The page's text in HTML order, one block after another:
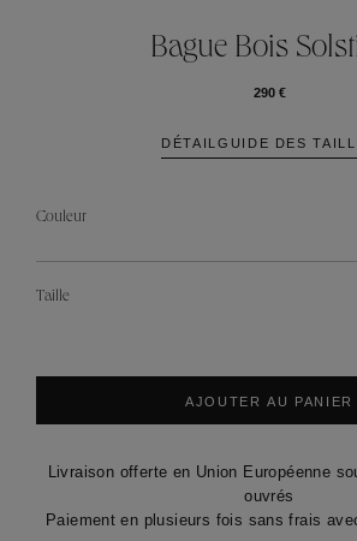
Bague Bois
290 €
DÉTAIL GUIDE DES
Couleur
Taille
AJOUTER AU PANIER
Livraison offerte en Union Européenne
ouvrés
Paiement en plusieurs fois sans frais